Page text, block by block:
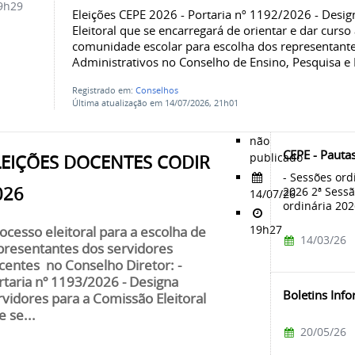
Eleições CEPE 2026 - Portaria nº 1192/2026 -
Eleitoral que se encarregará de orientar e dar
comunidade escolar para escolha dos
Administrativos no Conselho de Ensino, Pesquisa e
Registrado em:Conselhos
Última atualização em 14/07/2026, 21h01
DOCENTES CODIR
eleitoral para a escolha de
dos servidores
no Conselho Diretor: -
nº 1193/2026 - Designa
para a Comissão Eleitoral
se...
não
publicado
14/07/26
19h27
CEPE -
- Sessões
2026 2ª
ordinária
14/03/26
Boletins
20/05/26